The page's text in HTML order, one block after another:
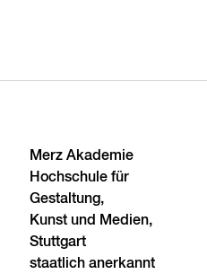
Merz Akademie
Hochschule für
Gestaltung,
Kunst und Medien,
Stuttgart
staatlich anerkannt